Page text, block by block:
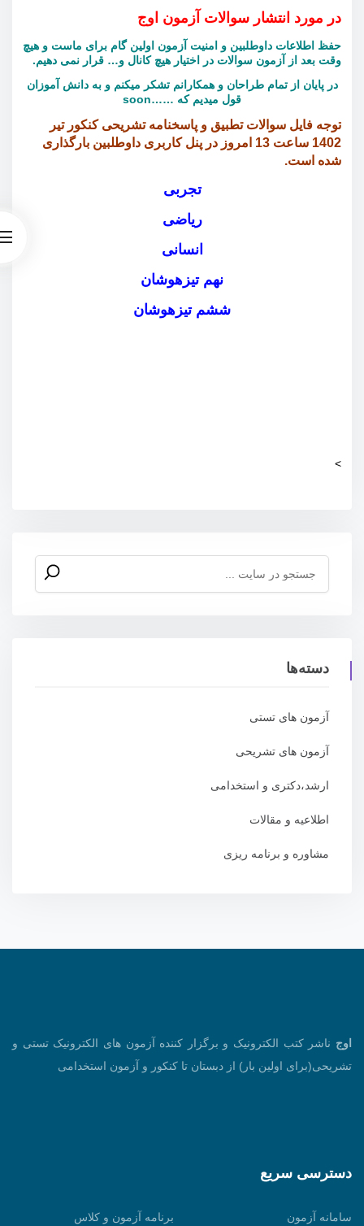
در مورد انتشار سوالات آزمون اوج
حفظ اطلاعات داوطلبین و امنیت آزمون اولین گام برای ماست و هیچ
وقت بعد از آزمون سوالات در اختیار هیچ کانال و… قرار نمی دهیم.
در پایان از تمام طراحان و همکارانم تشکر میکنم و به دانش آموزان
قول میدیم که ……soon
توجه فایل سوالات تطبیق و پاسخنامه تشریحی کنکور تیر
1402 ساعت 13 امروز در پنل کاربری داوطلبین بارگذاری
شده است.
تجربی
ریاضی
انسانی
نهم تیزهوشان
ششم تیزهوشان
>
برای:
دسته‌ها
آزمون های تستی
آزمون های تشریحی
ارشد،دکتری و استخدامی
اطلاعیه و مقالات
مشاوره و برنامه ریزی
اوج ناشر کتب الکترونیک و برگزار کننده آزمون های الکترونیک تستی و
تشریحی(برای اولین بار) از دبستان تا کنکور و آزمون استخدامی
دسترسی سریع
سامانه آزمون برنامه آزمون و کلاس